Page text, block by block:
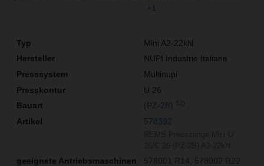
+1
Mini A2-22kN
NUPI Industrie Italiane
Multinupi
U 26
(PZ-2B)
12)
578392
578001 R14
578002 R22